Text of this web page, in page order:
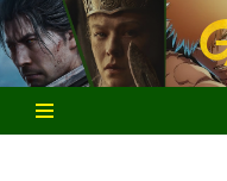
Aller
au
contenu